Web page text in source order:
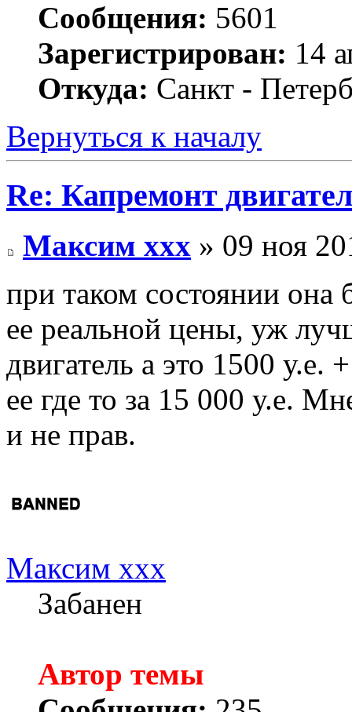
Сообщения: 5601
Зарегистрирован: 14
Откуда: Санкт -
Вернуться к началу
Re: Капремонт
Максим xxx » 09 ноя
при таком состоянии она
ее реальной цены, уж
двигатель а это 1500 у.е.
ее где то за 15 000 у.е.
и не прав.
Максим xxx
Забанен
Автор темы